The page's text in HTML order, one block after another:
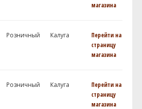
магазина
Розничный Калуга
Перейти на
страницу
магазина
Розничный Калуга
Перейти на
страницу
магазина